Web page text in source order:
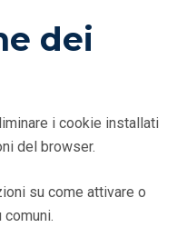
dei
i cookie installati
del browser.
su come attivare o